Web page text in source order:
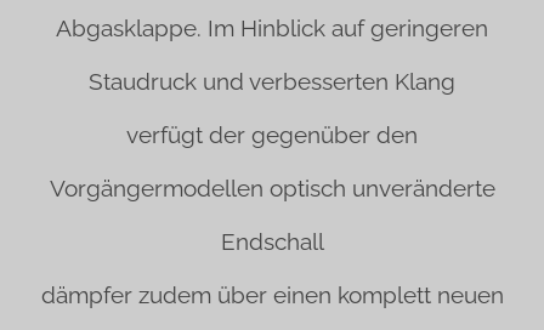
Abgasklappe. Im Hinblick auf geringeren
Staudruck und verbesserten Klang
verfügt der gegenüber den
Vorgängermodellen optisch unveränderte
Endschall
dämpfer zudem über einen komplett neuen